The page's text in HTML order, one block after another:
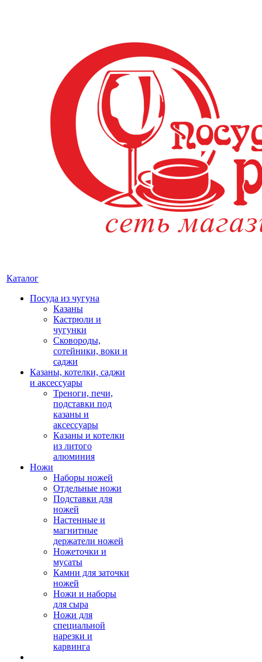
Каталог
Посуда из чугуна
Казаны
Кастрюли и
чугунки
Сковороды,
сотейники, воки и
саджи
Казаны, котелки, саджи
и аксессуары
Треноги, печи,
подставки под
казаны и
аксессуары
Казаны и котелки
из литого
алюминия
Ножи
Наборы ножей
Отдельные ножи
Подставки для
ножей
Настенные и
магнитные
держатели ножей
Ножеточки и
мусаты
Камни для заточки
ножей
Ножи и наборы
для сыра
Ножи для
специальной
нарезки и
карвинга